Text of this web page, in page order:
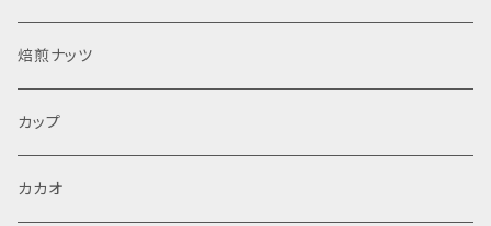
焙煎ナッツ
カップ
カカオ